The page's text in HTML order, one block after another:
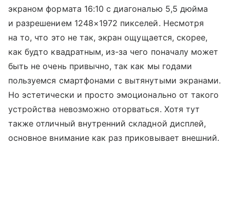
экраном формата 16:10 с диагональю 5,5 дюйма
и разрешением 1248×1972 пикселей. Несмотря
на то, что это не так, экран ощущается, скорее,
как будто квадратным, из-за чего поначалу может
быть не очень привычно, так как мы годами
пользуемся смартфонами с вытянутыми экранами.
Но эстетически и просто эмоционально от такого
устройства невозможно оторваться. Хотя тут
также отличный внутренний складной дисплей,
основное внимание как раз приковывает внешний.